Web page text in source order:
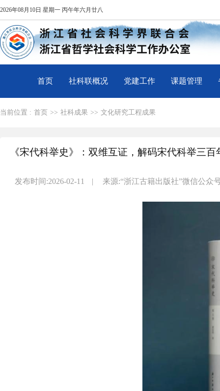
2026年08月10日 星期一 丙午年六月廿八
首页 社科联概况 党建工作 课题管理
当前位置 : 首页 >> 社科成果 >> 文化研究工程成果
《宋代科举史》：双维互证，解码宋代科举三百
发布时间:2026-02-11 | 来源:“浙江古籍出版社”微信公众